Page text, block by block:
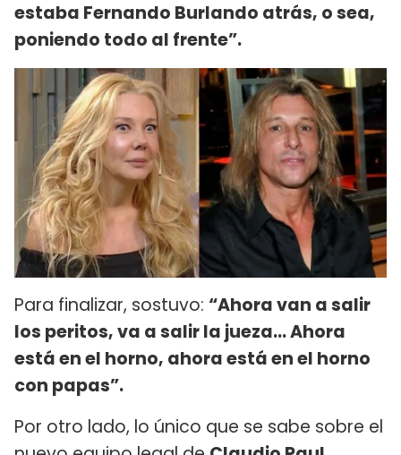
estaba Fernando Burlando atrás, o sea,
poniendo todo al frente”.
Para finalizar, sostuvo: “Ahora van a salir
los peritos, va a salir la jueza… Ahora
está en el horno, ahora está en el horno
con papas”.
Por otro lado, lo único que se sabe sobre el